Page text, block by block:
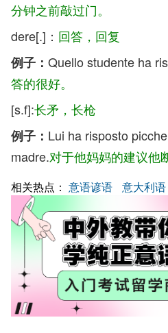
分钟之前敲过门。
dere[.]： 回答，回复
例子： Quello studente ha
答的很好。
[s.f]:长矛，长枪
例子： Lui ha risposto
madre.对于他妈妈的建议他
相关热点： 意语谚语 意大利语